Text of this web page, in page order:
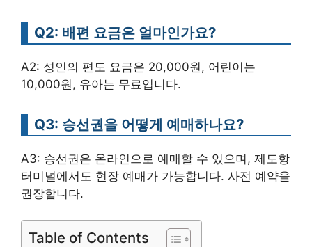
Q2: 배편 요금은 얼마인가요?
A2: 성인의 편도 요금은 20,000원, 어린이는
10,000원, 유아는 무료입니다.
Q3: 승선권을 어떻게 예매하나요?
A3: 승선권은 온라인으로 예매할 수 있으며, 제도항
터미널에서도 현장 예매가 가능합니다. 사전 예약을
권장합니다.
Table of Contents